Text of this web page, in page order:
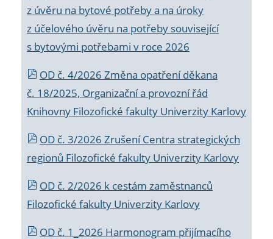
z úvěru na bytové potřeby a na úroky
z účelového úvěru na potřeby související
s bytovými potřebami v roce 2026
OD č. 4/2026 Změna opatření děkana
č. 18/2025, Organizační a provozní řád
Knihovny Filozofické fakulty Univerzity Karlovy
OD č. 3/2026 Zrušení Centra strategických
regionů Filozofické fakulty Univerzity Karlovy
OD č. 2/2026 k cestám zaměstnanců
Filozofické fakulty Univerzity Karlovy
OD č. 1_2026 Harmonogram přijímacího